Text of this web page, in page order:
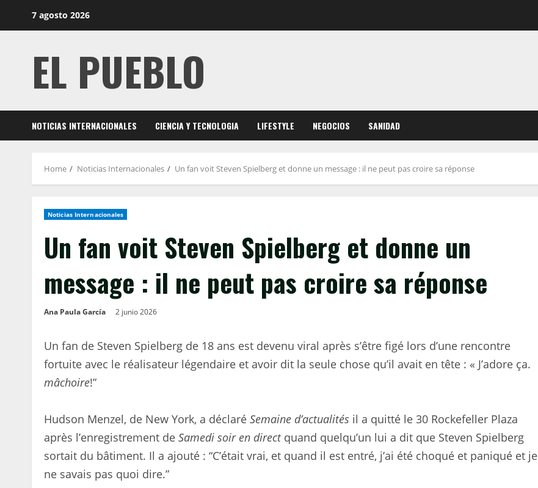
7 agosto 2026
EL PUEBLO
NOTICIAS INTERNACIONALES CIENCIA Y TECNOLOGIA LIFESTYLE NEGOCIOS SANIDAD
Home Noticias Internacionales Un fan voit Steven Spielberg et donne un message : il ne peut pas croire sa réponse
Noticias Internacionales
Un fan voit Steven Spielberg et donne un
message : il ne peut pas croire sa réponse
Ana Paula García 2 junio 2026
Un fan de Steven Spielberg de 18 ans est devenu viral après s’être figé lors d’une rencontre
fortuite avec le réalisateur légendaire et avoir dit la seule chose qu’il avait en tête : « J’adore ça.
mâchoire!”
Hudson Menzel, de New York, a déclaré Semaine d’actualités il a quitté le 30 Rockefeller Plaza
après l’enregistrement de Samedi soir en directquand quelqu’un lui a dit que Steven Spielberg
sortait du bâtiment. Il a ajouté : “C’était vrai, et quand il est entré, j’ai été choqué et paniqué et je
ne savais pas quoi dire.”